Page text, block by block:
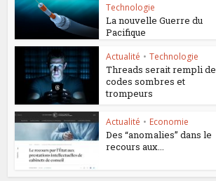
Technologie
La nouvelle Guerre du
Pacifique
Actualité • Technologie
Threads serait rempli de
codes sombres et
trompeurs
Actualité • Economie
Des “anomalies” dans le
recours aux...